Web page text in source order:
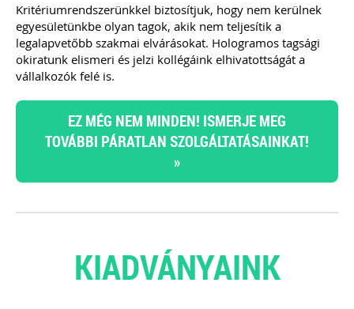
Kritériumrendszerünkkel biztosítjuk, hogy nem kerülnek
egyesületünkbe olyan tagok, akik nem teljesítik a
legalapvetőbb szakmai elvárásokat. Hologramos tagsági
okiratunk elismeri és jelzi kollégáink elhivatottságát a
vállalkozók felé is.
EZ MÉG NEM MINDEN! ISMERJE MEG
TOVÁBBI PÁRATLAN SZOLGÁLTATÁSAINKAT!
»
KIADVÁNYAINK